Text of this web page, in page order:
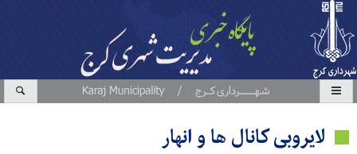
لایروبی کانال ها و انهار